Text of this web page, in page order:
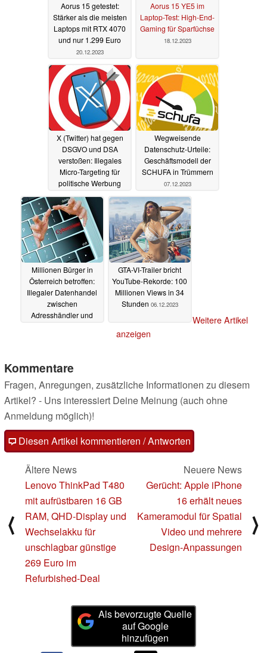
Aorus 15 getestet:
Stärker als die meisten
Laptops mit RTX 4070
und nur 1.299 Euro
20.12.2023
Aorus 15 YE5 im
Laptop-Test: High-End-
Gaming für Sparfüchse
18.12.2023
X (Twitter) hat gegen
DSGVO und DSA
verstoßen: Illegales
Micro-Targeting für
politische Werbung
14.12.2023
Wegweisende
Datenschutz-Urteile:
Geschäftsmodell der
SCHUFA in Trümmern
07.12.2023
Millionen Bürger in
Österreich betroffen:
Illegaler Datenhandel
zwischen
Adresshändler und
GTA-VI-Trailer bricht
YouTube-Rekorde: 100
Millionen Views in 34
Stunden 06.12.2023
Weitere Artikel
anzeigen
Kommentare
Fragen, Anregungen, zusätzliche Informationen zu diesem
Artikel? - Uns interessiert Deine Meinung (auch ohne
Anmeldung möglich)!
Diesen Artikel kommentieren / Antworten
⟨
Ältere News
Lenovo ThinkPad T480
mit aufrüstbaren 16 GB
RAM, QHD-Display und
Wechselakku für
unschlagbar günstige
269 Euro im
Refurbished-Deal
Neuere News
Gerücht: Apple iPhone
16 erhält neues
Kameramodul für Spatial
Video und mehrere
Design-Anpassungen
⟩
Als bevorzugte Quelle
auf Google
hinzufügen